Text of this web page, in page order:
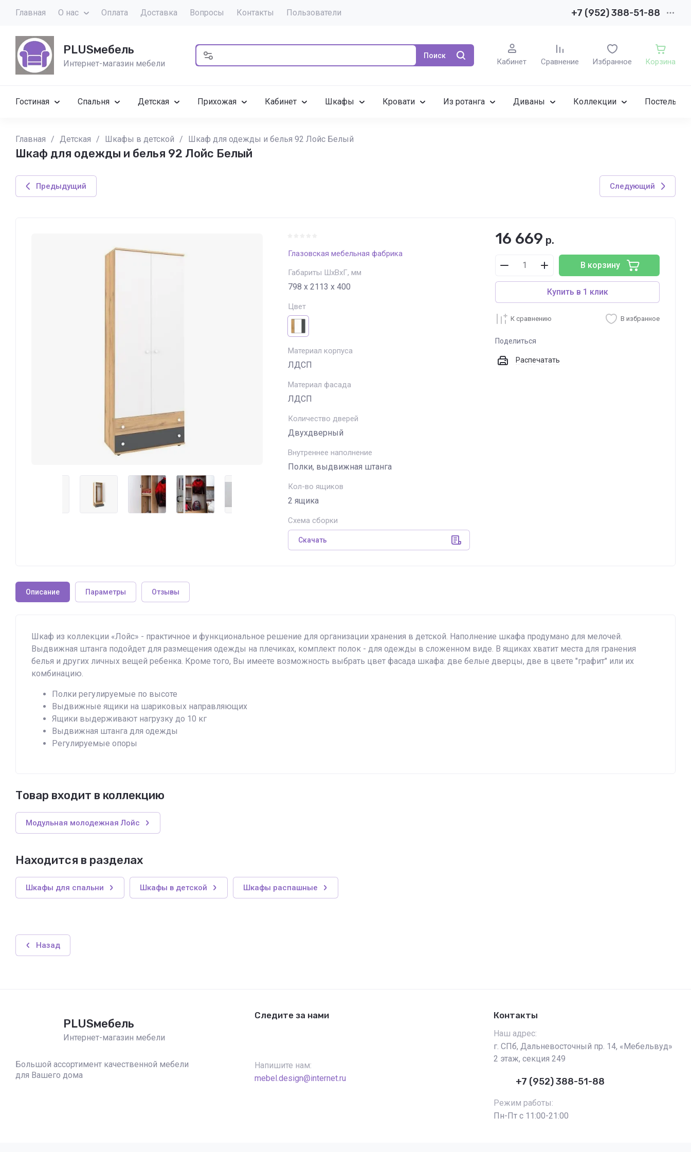
Главная О нас Оплата Доставка Вопросы Контакты Пользователи +7 (952) 388-51-88
PLUSмебель
Интернет-магазин мебели
Поиск
Кабинет Сравнение Избранное Корзина
Гостиная Спальня Детская Прихожая Кабинет Шкафы Кровати Из ротанга Диваны Коллекции
Главная / Детская / Шкафы в детской / Шкаф для одежды и белья 92 Лойс Белый
Шкаф для одежды и белья 92 Лойс Белый
Предыдущий Следующий
Глазовская мебельная фабрика
Габариты ШхВхГ, мм
798 х 2113 х 400
Цвет
Материал корпуса
ЛДСП
Материал фасада
ЛДСП
Количество дверей
Двухдверный
Внутреннее наполнение
Полки, выдвижная штанга
Кол-во ящиков
2 ящика
Схема сборки
Скачать
16 669 р.
В корзину
Купить в 1 клик
К сравнению В избранное
Поделиться
Распечатать
Описание Параметры Отзывы
Шкаф из коллекции «Лойс» - практичное и функциональное решение для организации хранения в детской. Наполнение шкафа продумано для мелочей.
Выдвижная штанга подойдет для размещения одежды на плечиках, комплект полок - для одежды в сложенном виде. В ящиках хватит места для гранения
белья и других личных вещей ребенка. Кроме того, Вы имеете возможность выбрать цвет фасада шкафа: две белые дверцы, две в цвете "графит" или их
комбинацию.
Полки регулируемые по высоте
Выдвижные ящики на шариковых направляющих
Ящики выдерживают нагрузку до 10 кг
Выдвижная штанга для одежды
Регулируемые опоры
Товар входит в коллекцию
Модульная молодежная Лойс
Находится в разделах
Шкафы для спальни Шкафы в детской Шкафы распашные
Назад
PLUSмебель
Интернет-магазин мебели
Большой ассортимент качественной мебели
для Вашего дома
Следите за нами
Напишите нам:
mebel.design@internet.ru
Контакты
Наш адрес:
г. СПб, Дальневосточный пр. 14, «Мебельвуд»
2 этаж, секция 249
+7 (952) 388-51-88
Режим работы:
Пн-Пт с 11:00-21:00